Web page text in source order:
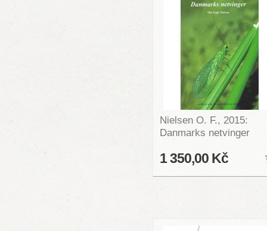
Nielsen O. F., 2015:
Danmarks netvinger
1 350,00 Kč